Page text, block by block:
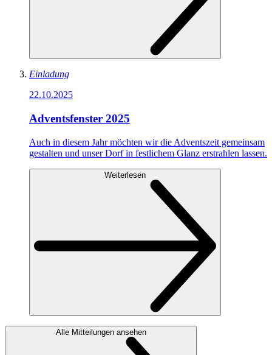
Einladung
22.10.2025
Adventsfenster 2025
Auch in diesem Jahr möchten wir die Adventszeit gemeinsam
gestalten und unser Dorf in festlichem Glanz erstrahlen lassen.
Weiterlesen
Alle Mitteilungen ansehen